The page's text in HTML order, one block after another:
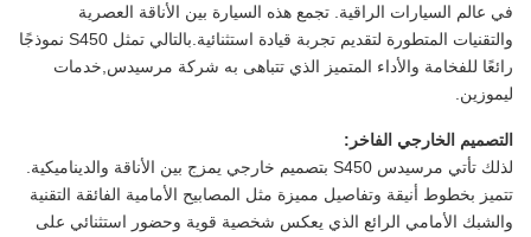
في عالم السيارات الراقية. تجمع هذه السيارة بين الأناقة العصرية
والتقنيات المتطورة لتقديم تجربة قيادة استثنائية.بالتالي تمثل S450 نموذجًا
رائعًا للفخامة والأداء المتميز الذي تتباهى به شركة مرسيدس,خدمات
ليموزين.
التصميم الخارجي الفاخر:
لذلك تأتي مرسيدس S450 بتصميم خارجي يمزج بين الأناقة والديناميكية.
تتميز بخطوط أنيقة وتفاصيل مميزة مثل المصابيح الأمامية الفائقة التقنية
والشبك الأمامي الرائع الذي يعكس شخصية قوية وحضور استثنائي على